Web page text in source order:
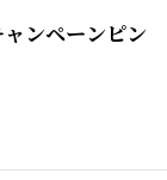
ンペーンピン